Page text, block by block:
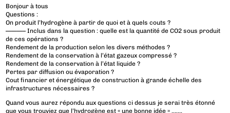
Bonjour à tous
Questions :
On produit l’hydrogène à partir de quoi et à quels couts ?
———– Inclus dans la question : quelle est la quantité de CO2 sous produit
de ces opérations ?
Rendement de la production selon les divers méthodes ?
Rendement de la conservation à l’état gazeux compressé ?
Rendement de la conservation à l’état liquide ?
Pertes par diffusion ou évaporation ?
Cout financier et énergétique de construction à grande échelle des
infrastructures nécessaires ?
Quand vous aurez répondu aux questions ci dessus je serai très étonné
que vous trouviez que l’hydrogène est « une bonne idée » …….